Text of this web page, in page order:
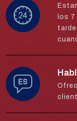
los